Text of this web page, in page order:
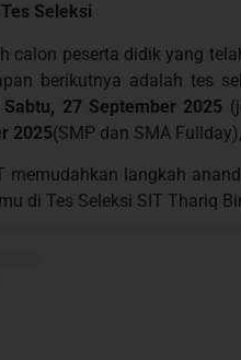
Seleksi
calon peserta didik yang
berikutnya adalah tes
Sabtu, 27 September 2025
2025(SMP dan SMA
memudahkan langkah
di Tes Seleksi SIT Thariq